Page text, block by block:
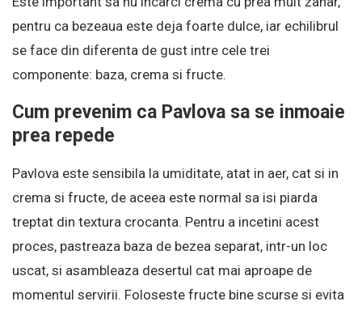
pentru ca bezeaua este deja foarte dulce, iar echilibrul
se face din diferenta de gust intre cele trei
componente: baza, crema si fructe.
Cum prevenim ca Pavlova sa se inmoaie
prea repede
Pavlova este sensibila la umiditate, atat in aer, cat si in
crema si fructe, de aceea este normal sa isi piarda
treptat din textura crocanta. Pentru a incetini acest
proces, pastreaza baza de bezea separat, intr-un loc
uscat, si asambleaza desertul cat mai aproape de
momentul servirii. Foloseste fructe bine scurse si evita